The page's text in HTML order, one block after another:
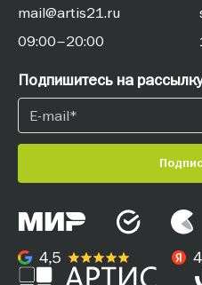
mail@artis21.ru
09:00–20:00
Подпишитесь на